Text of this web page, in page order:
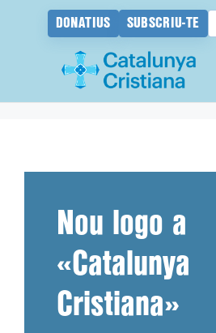
DONATIUS SUBSCRIU-TE
Nou logo a
«Catalunya
Cristiana»